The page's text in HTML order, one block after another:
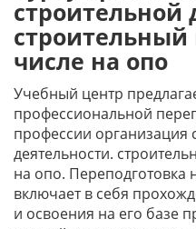
строительной
строительный
числе на опо
Учебный центр
профессиональной
профессии организация
деятельности.
на опо. Переподготовка
включает в себя
и освоения на его базе